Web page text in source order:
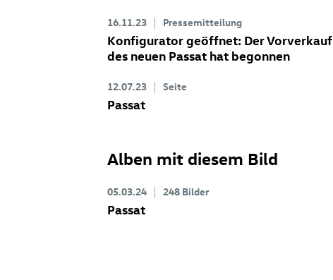
16.11.23 Pressemitteilung
Konfigurator geöffnet: Der Vorverkauf
des neuen Passat hat begonnen
12.07.23 Seite
Passat
Alben mit diesem Bild
05.03.24 248 Bilder
Passat